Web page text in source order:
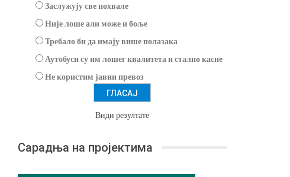
Заслужују све похвале
Није лоше али може и боље
Требало би да имају више полазака
Аутобуси су им лошег квалитета и стално касне
Не користим јавни превоз
Види резултате
Сарадња на пројектима